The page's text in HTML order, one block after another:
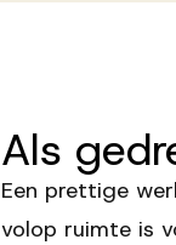
Als
Een prettige
volop ruimte is